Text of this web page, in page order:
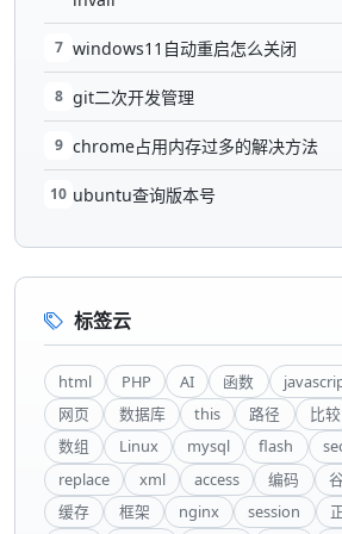
7 windows11自动重启怎么关闭
8 git二次开发管理
9 chrome占用内存过多的解决方法
10 ubuntu查询版本号
标签云
html PHP AI 函数
网页
数据库 this 路径 比较
数组
Linux mysql flash
replace
xml access 编码
缓存
框架 nginx session